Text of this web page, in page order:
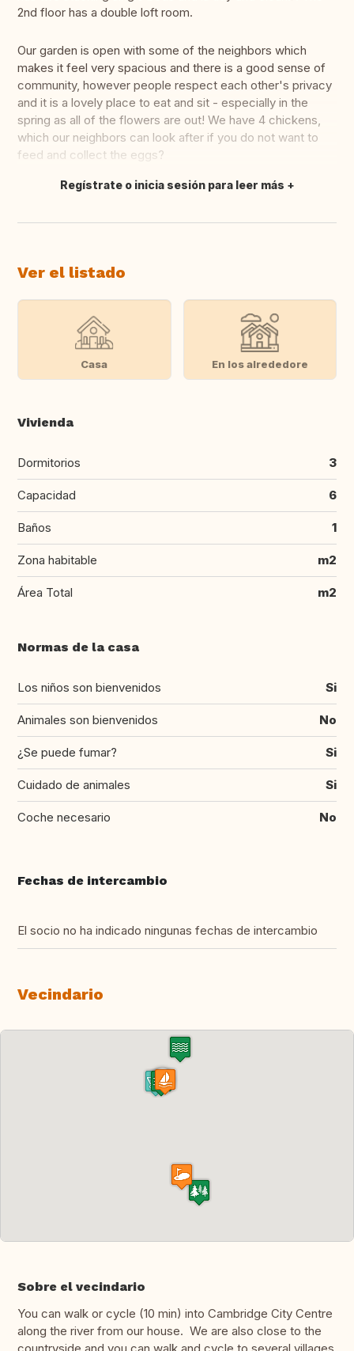
2nd floor has a double loft room.
Our garden is open with some of the neighbors which
makes it feel very spacious and there is a good sense of
community, however people respect each other's privacy
and it is a lovely place to eat and sit - especially in the
spring as all of the flowers are out! We have 4 chickens,
which our neighbors can look after if you do not want to
feed and collect the eggs?
Traducir
Regístrate o inicia sesión para leer más
Ver el listado
Casa En los alrededore
Vivienda
Dormitorios 3
Capacidad 6
Baños 1
Zona habitable m2
Área Total m2
Normas de la casa
Los niños son bienvenidos Si
Animales son bienvenidos No
¿Se puede fumar? Si
Cuidado de animales Si
Coche necesario No
Fechas de intercambio
El socio no ha indicado ningunas fechas de intercambio
Vecindario
Sobre el vecindario
You can walk or cycle (10 min) into Cambridge City Centre
along the river from our house. We are also close to the